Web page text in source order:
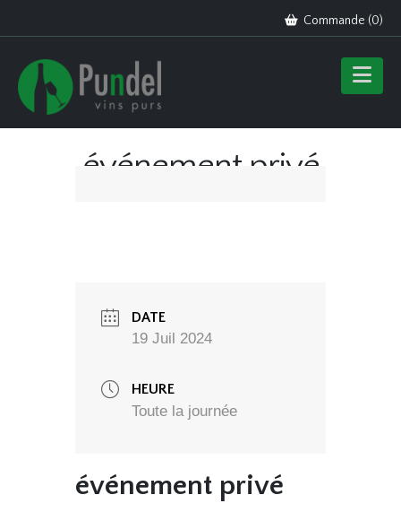
Commande (0)
événement privé
DATE
19 Juil 2024
HEURE
Toute la journée
événement privé